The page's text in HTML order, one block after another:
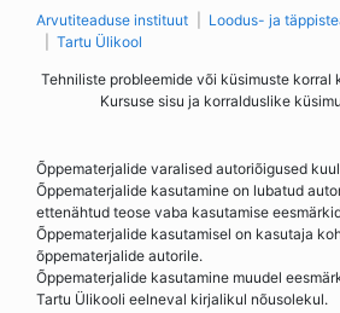
Arvutiteaduse instituut
Loodus- ja
Tartu Ülikool
Tehniliste probleemide või küsimuste korral
Kursuse sisu ja korralduslike
Õppematerjalide varalised autoriõigused
Õppematerjalide kasutamine on lubatud
ettenähtud teose vaba kasutamise
Õppematerjalide kasutamisel on kasutaja
õppematerjalide autorile.
Õppematerjalide kasutamine muudel
Tartu Ülikooli eelneval kirjalikul nõusolekul.